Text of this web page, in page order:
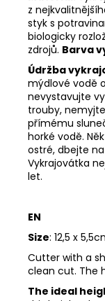
z
styk s
biologicky
zdrojů. Barva
Údržba
mýdlové vodě
nevystavujte
trouby,
přímému
horké vodě.
ostré, dbejte
Vykrajovátka
let.
EN
Size: 12,5 x
Cutter with a
clean cut. The
The ideal